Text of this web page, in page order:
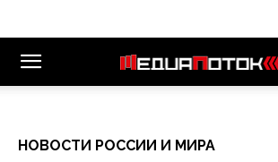
НОВОСТИ РОССИИ И МИРА